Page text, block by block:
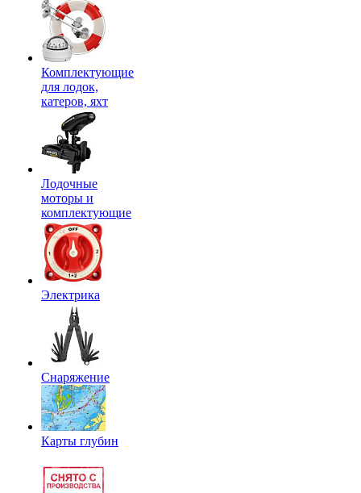
Комплектующие
для лодок,
катеров, яхт
Лодочные
моторы и
комплектующие
Электрика
Снаряжение
Карты глубин